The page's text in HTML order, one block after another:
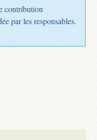
contribution
par les responsables.